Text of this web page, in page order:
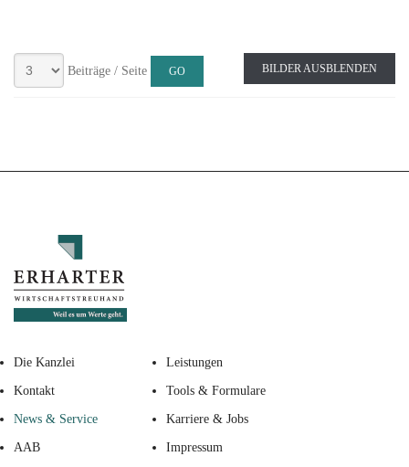
Beiträge / Seite BILDER AUSBLENDEN
Die Kanzlei Leistungen
Kontakt Tools & Formulare
News & Service Karriere & Jobs
AAB Impressum